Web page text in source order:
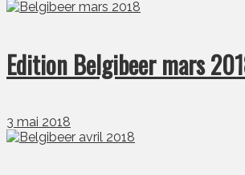
Edition Belgibeer mars
3 mai 2018